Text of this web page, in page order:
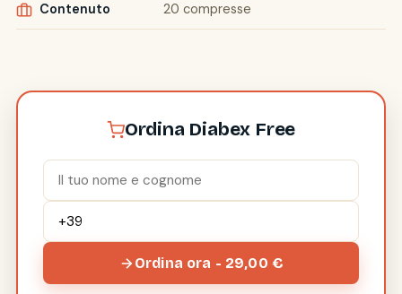
Contenuto 20 compresse
Ordina Diabex Free
Ordina ora - 29,00 €